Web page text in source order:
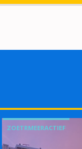
ZOETRMEERACTIEF